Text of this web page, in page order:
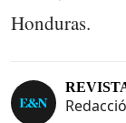
Honduras.